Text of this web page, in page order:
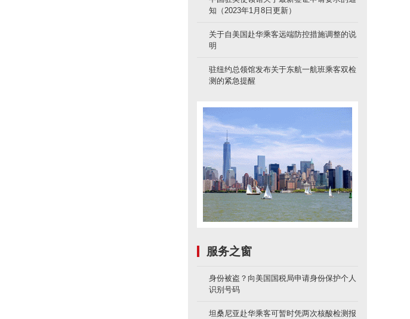
知（2023年1月8日更新）
关于自美国赴华乘客远端防控措施调整的说
明
驻纽约总领馆发布关于东航一航班乘客双检
测的紧急提醒
服务之窗
身份被盗？向美国国税局申请身份保护个人
识别号码
坦桑尼亚赴华乘客可暂时凭两次核酸检测报